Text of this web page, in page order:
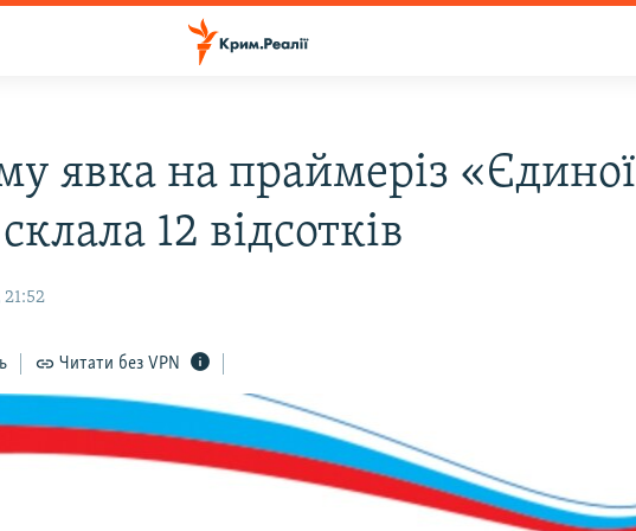
явка на праймеріз «Єдиної
12 відсотків
21:52
Читати без VPN